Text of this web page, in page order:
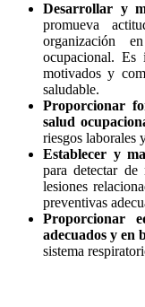
Desarrollar y
promueva
organización
ocupacional. Es
motivados y
saludable.
Proporcionar
salud
riesgos laborales
Establecer y
para detectar de
lesiones
preventivas
Proporcionar
adecuados y en
sistema